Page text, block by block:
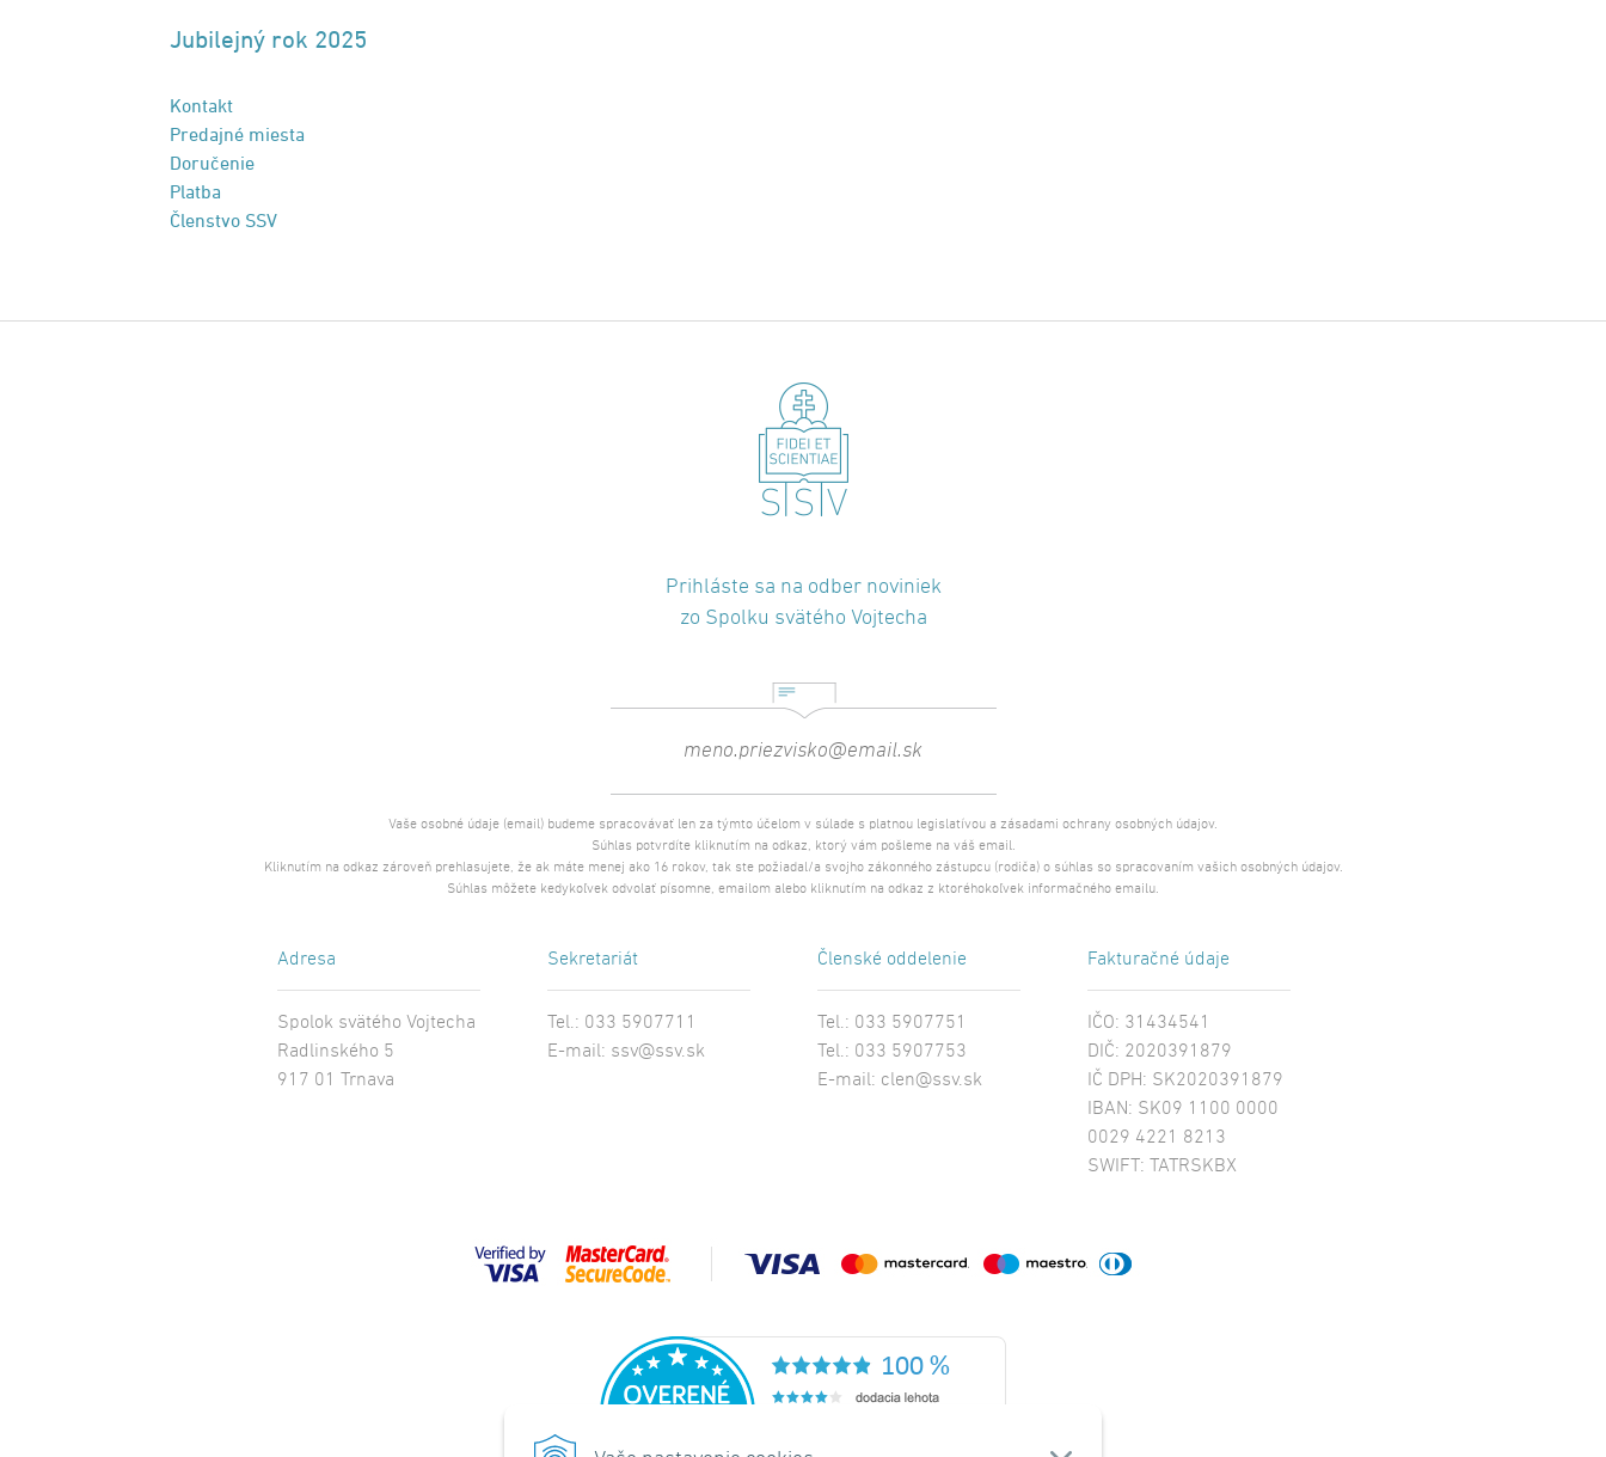
Jubilejný rok 2025
Kontakt
Predajné miesta
Doručenie
Platba
Členstvo SSV
Prihláste sa na odber noviniek
zo Spolku svätého Vojtecha
Vaše osobné údaje (email) budeme spracovávať len za týmto účelom v súlade s platnou legislatívou a zásadami ochrany osobných údajov.
Súhlas potvrdíte kliknutím na odkaz, ktorý vám pošleme na váš email.
Kliknutím na odkaz zároveň prehlasujete, že ak máte menej ako 16 rokov, tak ste požiadal/a svojho zákonného zástupcu (rodiča) o súhlas so spracovaním vašich osobných údajov.
Súhlas môžete kedykoľvek odvolať písomne, emailom alebo kliknutím na odkaz z ktoréhokoľvek informačného emailu.
Adresa
Spolok svätého Vojtecha
Radlinského 5
917 01 Trnava
Sekretariát
Tel.: 033 5907711
E-mail: ssv@ssv.sk
Členské oddelenie
Tel.: 033 5907751
Tel.: 033 5907753
E-mail: clen@ssv.sk
Fakturačné údaje
IČO: 31434541
DIČ: 2020391879
IČ DPH: SK2020391879
IBAN: SK09 1100 0000
0029 4221 8213
SWIFT: TATRSKBX